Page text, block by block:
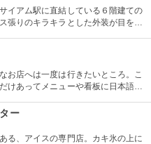
サージや、全身をほぐし身体を活性
、さらに金箔やアロマキャンドルの
いたオイルマッサージも体験できま
いプライベートルームと、初めてで
マッサージスペースの両方が用意さ
イアム駅に直結している６階建ての
張りのキラキラとした外装が目をひ
水族館まであり、１日中楽しむ事が
にある大きなフードコートは
お店へは一度は行きたいところ。こ
けあってメニューや看板に日本語で
ー
る、アイスの専門店。カキ氷の上に